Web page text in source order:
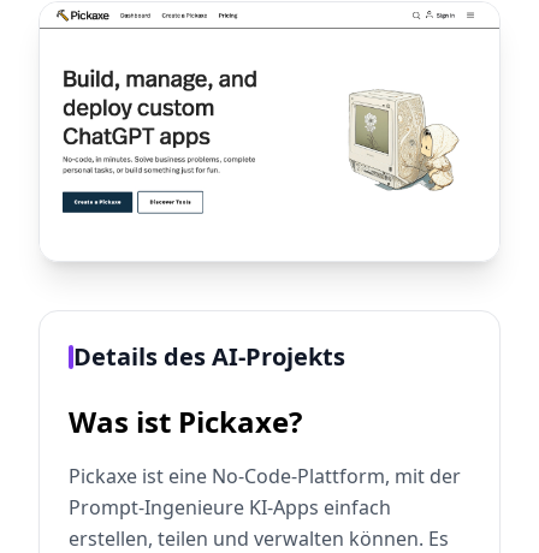
Details des AI-Projekts
Was ist Pickaxe?
Pickaxe ist eine No-Code-Plattform, mit der
Prompt-Ingenieure KI-Apps einfach
erstellen, teilen und verwalten können. Es